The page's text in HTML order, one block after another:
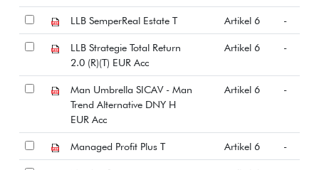
LLB SemperReal Estate T Artikel 6 -
LLB Strategie Total Return
2.0 (R)(T) EUR Acc
Artikel 6 -
Man Umbrella SICAV - Man
Trend Alternative DNY H
EUR Acc
Artikel 6 -
Managed Profit Plus T Artikel 6 -